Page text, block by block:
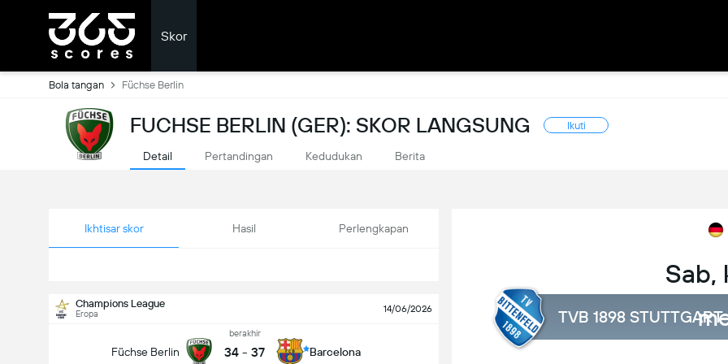
Skor
Bola tangan Füchse Berlin
FUCHSE BERLIN (GER): SKOR LANGSUNG Ikuti
Detail Pertandingan Kedudukan Berita
Ikhtisar skor Hasil Perlengkapan
Champions League
Eropa 14/06/2026
Füchse Berlin
berakhir
34 - 37 Barcelona
Sab,
TVB 1898 STUTTGART